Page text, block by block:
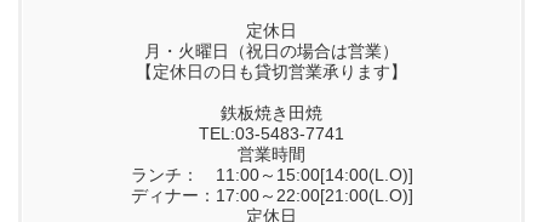
定休日
月・火曜日（祝日の場合は営業）
【定休日の日も貸切営業承ります】
鉄板焼き田焼
TEL:03-5483-7741
営業時間
ランチ： 11:00～15:00[14:00(L.O)]
ディナー：17:00～22:00[21:00(L.O)]
定休日